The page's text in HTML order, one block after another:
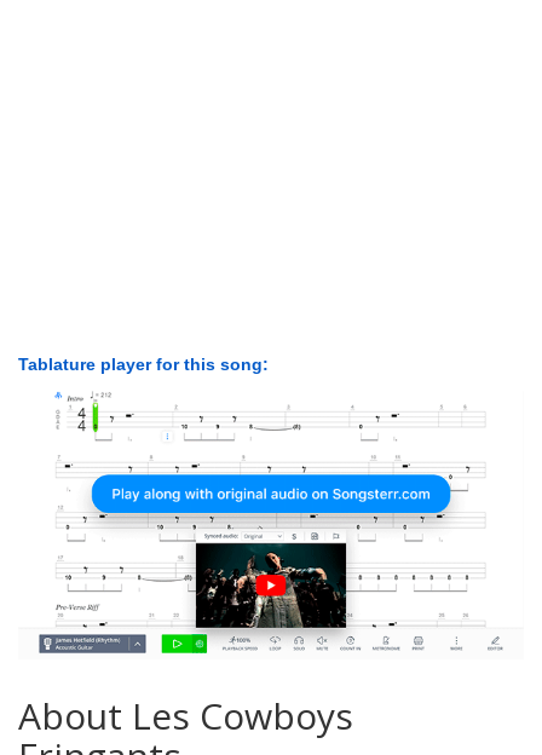
Tablature player for this song:
About Les Cowboys